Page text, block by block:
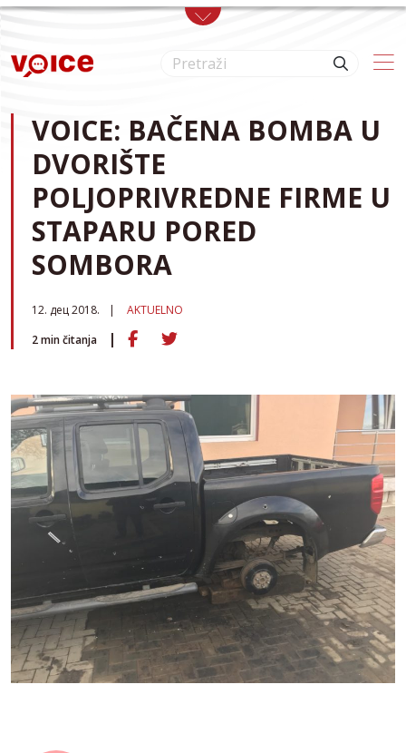
Skip to main content
VOICE: BAČENA BOMBA U
DVORIŠTE
POLJOPRIVREDNE FIRME U
STAPARU PORED
SOMBORA
12. дец 2018.
AKTUELNO
2min čitanja